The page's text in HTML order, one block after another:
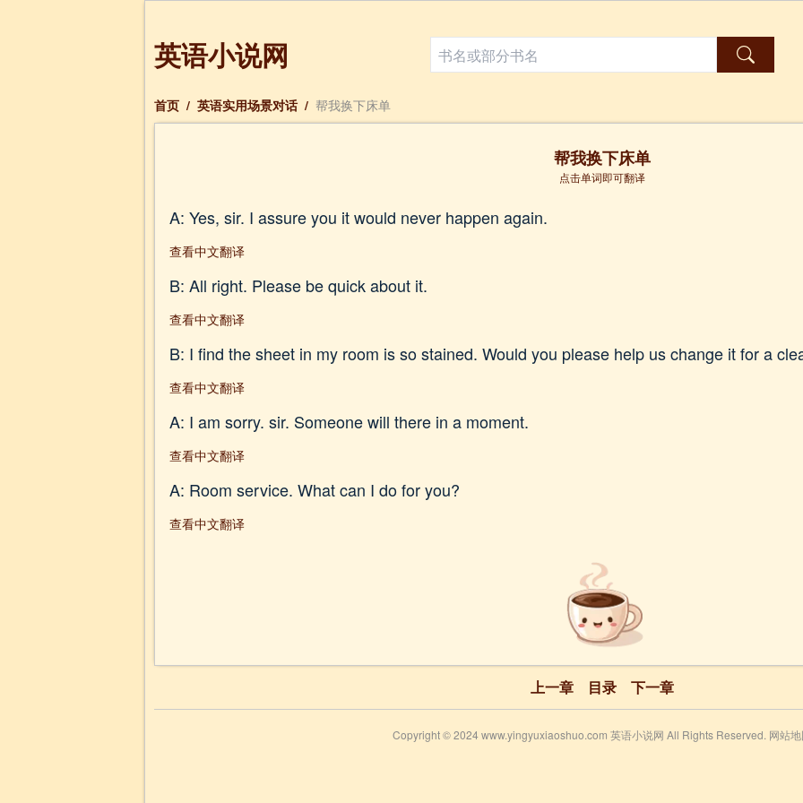
英语小说网
首页 / 英语实用场景对话 / 帮我换下床单
帮我换下床单
点击单词即可翻译
A: Yes, sir. I assure you it would never happen again.
查看中文翻译
B: All right. Please be quick about it.
查看中文翻译
B: I find the sheet in my room is so stained. Would you please help us change it for a
查看中文翻译
A: I am sorry. sir. Someone will there in a moment.
查看中文翻译
A: Room service. What can I do for you?
查看中文翻译
上一章 目录 下一章
Copyright © 2024 www.yingyuxiaoshuo.com 英语小说网 All Rights Reserved. 网站